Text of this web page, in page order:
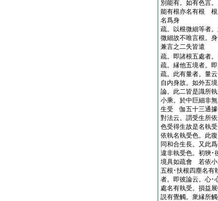
別能有。如有色言
能有根亦名有根 根
名爲身
疏。以根微細等者
微細故不唯言根。
兼言之二失皆遣
疏。即諸根五處者
疏。縁他五境者。
疏。此有量者。量
自内身故。如外
論。此二皆是識所
小乘。於中巨細非
生受 伽五十三通
對法云。謂受生所
色受得生故是名執
依執名執受色。此
同和合生長。又此
違非執受色。初狹･
境具如疏會 若依小
五根･扶根四塵名有
者。即彼論云。心･
處名有執受。損益
説有覺觸。衆縁所